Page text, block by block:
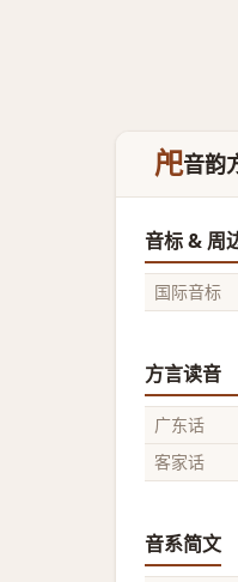
戺音韵
音标 & 周
国际音标
方言读音
广东话
客家话
音系简文